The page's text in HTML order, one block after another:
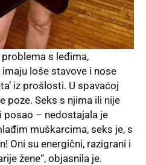
s leđima,
loše stavove i nose
iz prošlosti. U spavaćoj
poze. Seks s njima ili nije
– nedostajala je
muškarcima, seks je, s
Oni su energični, razigrani i
žene“, objasnila je.